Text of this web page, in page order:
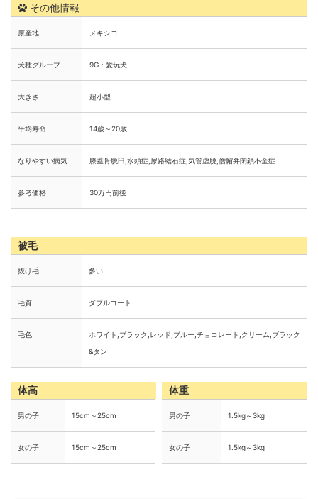
その他情報
原産地 メキシコ
犬種グループ 9G：愛玩犬
大きさ 超小型
平均寿命 14歳～20歳
なりやすい病気 膝蓋骨脱臼,水頭症,尿路結石症,気管虚脱,僧帽弁閉鎖不全症
参考価格 30万円前後
被毛
抜け毛 多い
毛質 ダブルコート
毛色
ホワイト,ブラック,レッド,ブルー,チョコレート,クリーム,ブラック
&タン
体高
男の子 15cm～25cm
女の子 15cm～25cm
体重
男の子 1.5kg～3kg
女の子 1.5kg～3kg